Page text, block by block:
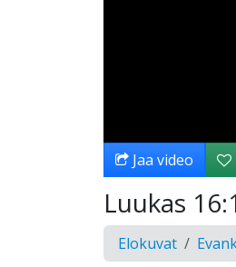
Jaa video
Luukas
Elokuvat